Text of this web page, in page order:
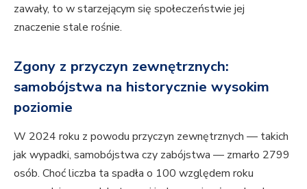
zawały, to w starzejącym się społeczeństwie jej
znaczenie stale rośnie.
Zgony z przyczyn zewnętrznych:
samobójstwa na historycznie wysokim
poziomie
W 2024 roku z powodu przyczyn zewnętrznych — takich
jak wypadki, samobójstwa czy zabójstwa — zmarło 2799
osób. Choć liczba ta spadła o 100 względem roku